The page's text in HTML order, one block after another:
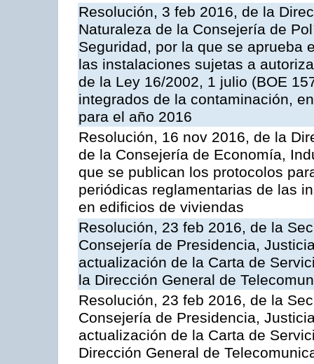
Resolución, 3 feb 2016, de la
Naturaleza de la Consejería de
Seguridad, por la que se aprueba
las instalaciones sujetas a
de la Ley 16/2002, 1 julio (BOE
integrados de la contaminación,
para el año 2016
Resolución, 16 nov 2016, de la
de la Consejería de Economía,
que se publican los protocolos
periódicas reglamentarias de las
en edificios de viviendas
Resolución, 23 feb 2016, de la
Consejería de Presidencia,
actualización de la Carta de
la Dirección General de
Resolución, 23 feb 2016, de la
Consejería de Presidencia,
actualización de la Carta de
Dirección General de